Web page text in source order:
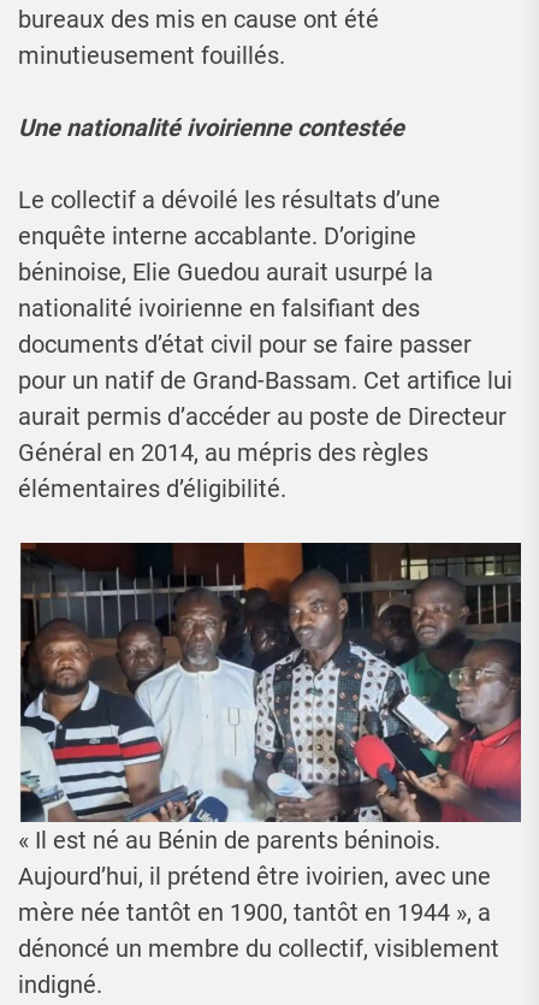
bureaux des mis en cause ont été
minutieusement fouillés.
Une nationalité ivoirienne contestée
Le collectif a dévoilé les résultats d’une
enquête interne accablante. D’origine
béninoise, Elie Guedou aurait usurpé la
nationalité ivoirienne en falsifiant des
documents d’état civil pour se faire passer
pour un natif de Grand-Bassam. Cet artifice lui
aurait permis d’accéder au poste de Directeur
Général en 2014, au mépris des règles
élémentaires d’éligibilité.
« Il est né au Bénin de parents béninois.
Aujourd’hui, il prétend être ivoirien, avec une
mère née tantôt en 1900, tantôt en 1944 », a
dénoncé un membre du collectif, visiblement
indigné.